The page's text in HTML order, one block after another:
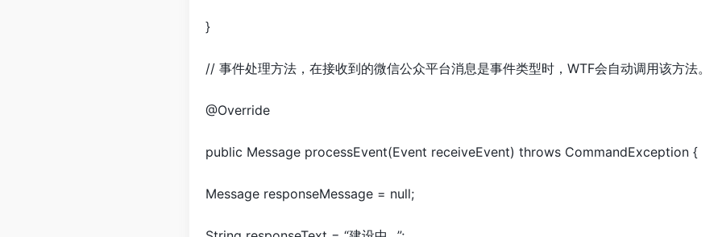
}
// 事件处理方法，在接收到的微信公众平台消息是事件类型时，WTF会自动调用该方法。
@Override
public Message processEvent(Event receiveEvent) throws CommandException {
Message responseMessage = null;